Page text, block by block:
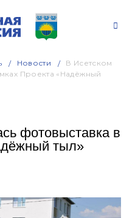
Новости
В Исетском
Проекта «Надёжный
фотовыставка в
тыл»